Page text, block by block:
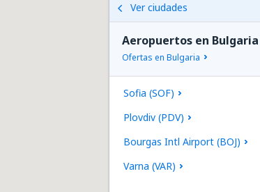
Ver ciudades
Aeropuertos en Bulgaria
Ofertas en Bulgaria
Sofia (SOF)
Plovdiv (PDV)
Bourgas Intl Airport (BOJ)
Varna (VAR)